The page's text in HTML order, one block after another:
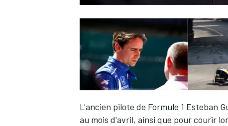
WEC
L'ancien pilote de Formule 1 Esteban
au mois d'avril, ainsi que pour courir